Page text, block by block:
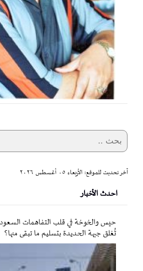
آخر تحديث للموقع: الأربعاء ٠٥ أغسطس ٢٠٢٦
احدث الأخبار
حيس والخوخة في قلب التفاهمات
تُغلق جبهة الحديدة بتسليم ما تبقى منها؟